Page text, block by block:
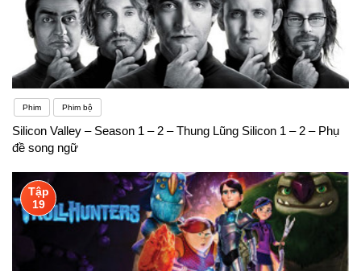
Phim Phim bộ
Silicon Valley – Season 1 – 2 – Thung Lũng Silicon 1 – 2 – Phụ
đề song ngữ
Tập
19